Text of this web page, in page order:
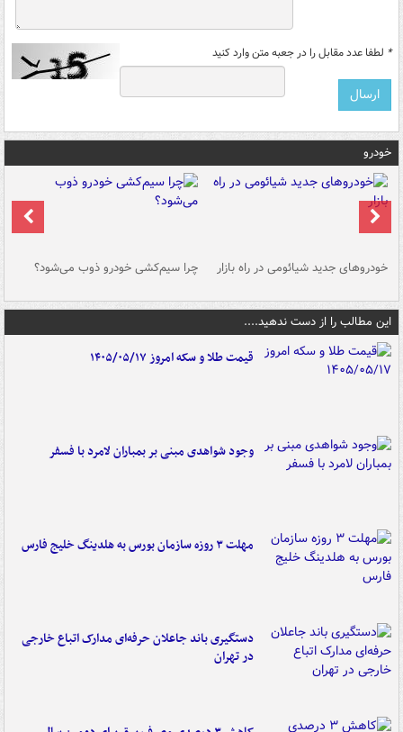
* لطفا عدد مقابل را در جعبه متن وارد کنید
خودرو
خودروهای جدید شیائومی در راه بازار چرا سیم‌کشی خودرو ذوب می‌شود؟
این مطالب را از دست ندهید....
قیمت طلا و سکه امروز ۱۴۰۵/۰۵/۱۷
وجود شواهدی مبنی بر بمباران لامرد با فسفر
مهلت ۳ روزه سازمان بورس به هلدینگ خلیج فارس
دستگیری باند جاعلان حرفه‌ای مدارک اتباع خارجی
در تهران